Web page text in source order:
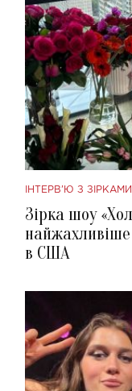
ІНТЕРВ'Ю З ЗІРКАМИ
Зірка шоу
в США